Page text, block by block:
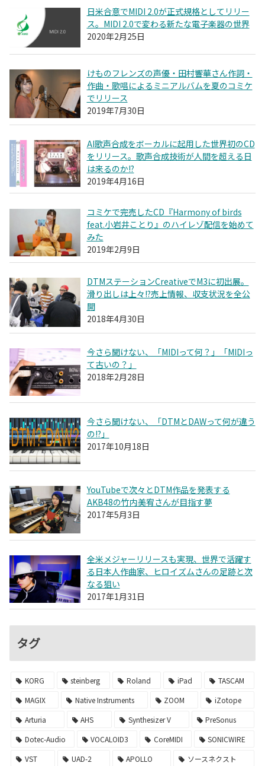
日米合意でMIDI 2.0が正式規格としてリリー
ス。MIDI 2.0で変わる新たな電子楽器の世界
2020年2月25日
けものフレンズの声優・田村響華さん作詞・
作曲・歌唱によるミニアルバムを夏のコミケ
でリリース
2019年7月30日
AI歌声合成をボーカルに起用した世界初のCD
をリリース。歌声合成技術が人間を超える日
は来るのか!?
2019年4月16日
コミケで完売したCD『Harmony of birds
feat.小岩井ことり』のハイレゾ配信を始めて
みた
2019年2月9日
DTMステーションCreativeでM3に初出展。
滑り出しは上々!?売上情報、収支状況を全公
開
2018年4月30日
今さら聞けない、「MIDIって何？」「MIDIっ
て古いの？」
2018年2月28日
今さら聞けない、「DTMとDAWって何が違う
の!?」
2017年10月18日
YouTubeで次々とDTM作品を発表する
AKB48の竹内美宥さんが目指す夢
2017年5月3日
全米メジャーリリースも実現、世界で活躍す
る日本人作曲家、ヒロイズムさんの足跡と次
なる狙い
2017年1月31日
タグ
KORG steinberg Roland iPad
TASCAM
MAGIX
Native Instruments ZOOM
iZotope
Arturia
AHS Synthesizer V
PreSonus
Dotec-Audio
VOCALOID3 CoreMIDI
SONICWIRE
VST
UAD-2 APOLLO
ソースネクスト